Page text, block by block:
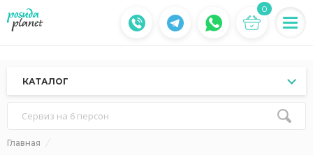
0
КАТАЛОГ
Сервиз на 6 персон
Главная